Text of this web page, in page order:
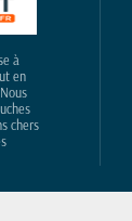
à
en
chers